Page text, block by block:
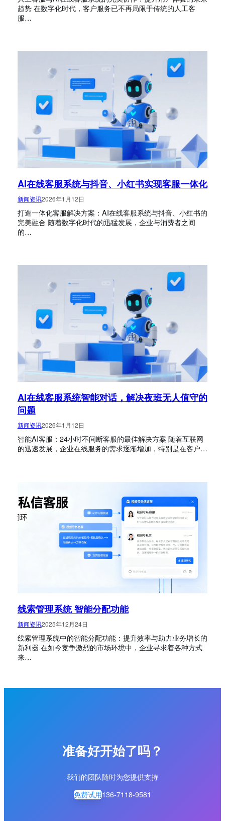
趋势 在数字化时代，客户服务已不再局限于传统的人工客
服…
AI在线客服系统与抖音、小红书实现客服一体化
新闻资讯2026年1月12日
打造一体化客服解决方案：AI在线客服系统与抖音、小红书的
完美融合 随着数字化时代的迅猛发展，企业与消费者之间
的…
AI在线客服系统智能对话，解决夜班无人值守的
问题
新闻资讯2026年1月12日
智能AI客服：24小时不间断客服的最佳解决方案 随着互联网
的迅速发展，企业在线服务的需求逐渐增加，特别是在客户…
线索管理系统 智能分配功能
新闻资讯2025年12月24日
线索管理系统中的智能分配功能：提升效率与助力业务增长的
新利器 在如今竞争激烈的市场环境中，企业寻求着各种方式
来…
准备好开始了吗？
我们的团队随时为您提供支持
免费试用136-7118-9581